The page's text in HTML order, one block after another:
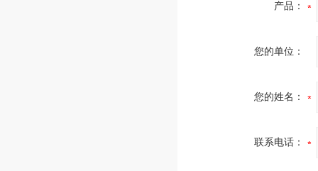
产品：
您的单位：
您的姓名：
联系电话：